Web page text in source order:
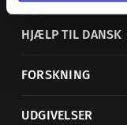
HJÆLP TIL DANSK
FORSKNING
UDGIVELSER